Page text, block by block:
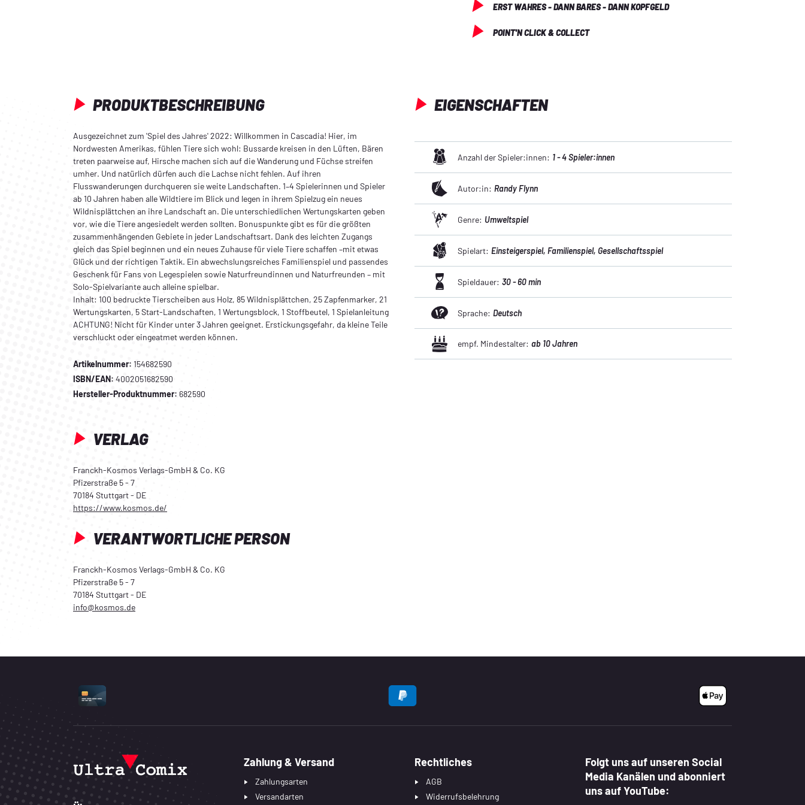
ERST WAHRES - DANN BARES - DANN KOPFGELD
POINT'N CLICK & COLLECT
PRODUKTBESCHREIBUNG
Ausgezeichnet zum 'Spiel des Jahres' 2022: Willkommen in Cascadia! Hier, im
Nordwesten Amerikas, fühlen Tiere sich wohl: Bussarde kreisen in den Lüften, Bären
treten paarweise auf, Hirsche machen sich auf die Wanderung und Füchse streifen
umher. Und natürlich dürfen auch die Lachse nicht fehlen. Auf ihren
Flusswanderungen durchqueren sie weite Landschaften. 1–4 Spielerinnen und Spieler
ab 10 Jahren haben alle Wildtiere im Blick und legen in ihrem Spielzug ein neues
Wildnisplättchen an ihre Landschaft an. Die unterschiedlichen Wertungskarten geben
vor, wie die Tiere angesiedelt werden sollten. Bonuspunkte gibt es für die größten
zusammenhängenden Gebiete in jeder Landschaftsart. Dank des leichten Zugangs
gleich das Spiel beginnen und ein neues Zuhause für viele Tiere schaffen –mit etwas
Glück und der richtigen Taktik. Ein abwechslungsreiches Familienspiel und passendes
Geschenk für Fans von Legespielen sowie Naturfreundinnen und Naturfreunden – mit
Solo-Spielvariante auch alleine spielbar.
Inhalt: 100 bedruckte Tierscheiben aus Holz, 85 Wildnisplättchen, 25 Zapfenmarker, 21
Wertungskarten, 5 Start-Landschaften, 1 Wertungsblock, 1 Stoffbeutel, 1 Spielanleitung
ACHTUNG! Nicht für Kinder unter 3 Jahren geeignet. Erstickungsgefahr, da kleine Teile
verschluckt oder eingeatmet werden können.
Artikelnummer: 154682590
ISBN/EAN: 4002051682590
Hersteller-Produktnummer: 682590
VERLAG
Franckh-Kosmos Verlags-GmbH & Co. KG
Pfizerstraße 5 - 7
70184 Stuttgart - DE
https://www.kosmos.de/
VERANTWORTLICHE PERSON
Franckh-Kosmos Verlags-GmbH & Co. KG
Pfizerstraße 5 - 7
70184 Stuttgart - DE
info@kosmos.de
EIGENSCHAFTEN
Anzahl der Spieler:innen: 1 - 4 Spieler:innen
Autor:in: Randy Flynn
Genre: Umweltspiel
Spielart: Einsteigerspiel, Familienspiel, Gesellschaftsspiel
Spieldauer: 30 - 60 min
Sprache: Deutsch
empf. Mindestalter: ab 10 Jahren
UNTERSTÜTZTE ZAHLUNGSARTEN
Zahlung & Versand
Zahlungsarten
Versandarten
Rechtliches
AGB
Widerrufsbelehrung
Folgt uns auf unseren Social
Media Kanälen und abonniert
uns auf YouTube: